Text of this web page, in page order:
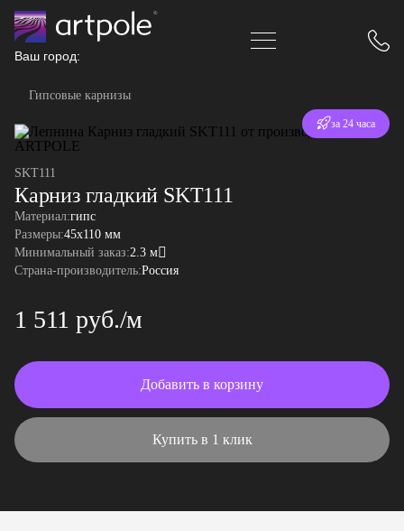
Ваш город:
Гипсовые карнизы
за 24 часа
SKT111
Карниз гладкий SKT111
Материал:гипс
Размеры:45x110 мм
Минимальный заказ:2.3 м
Страна-производитель:Россия
1 511 руб./м
Добавить в корзину
Купить в 1 клик